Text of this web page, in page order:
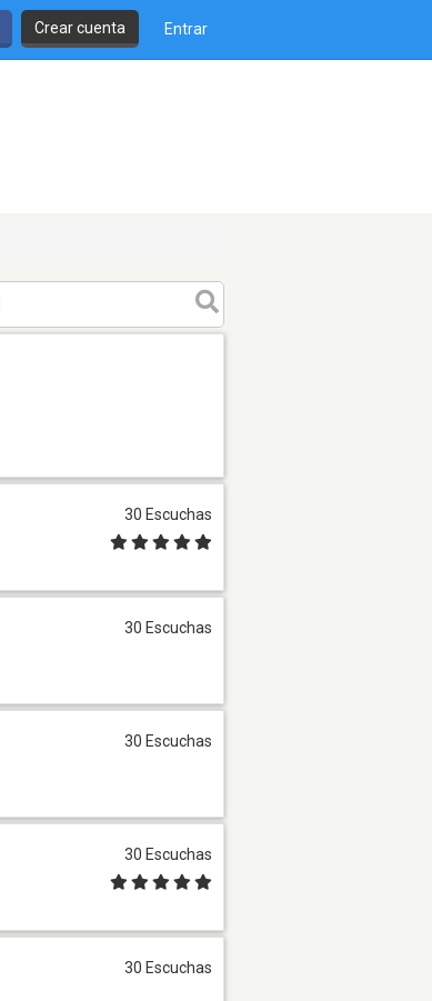
Crear cuenta Entrar
30 Escuchas
30 Escuchas
30 Escuchas
30 Escuchas
30 Escuchas